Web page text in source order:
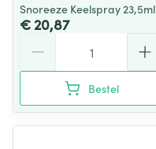
Snoreeze Keelspray 23,5ml
€ 20,87
Bestel